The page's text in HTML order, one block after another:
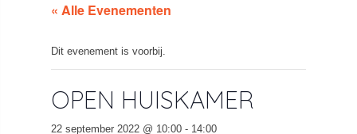
« Alle Evenementen
Dit evenement is voorbij.
OPEN HUISKAMER
22 september 2022 @ 10:00 - 14:00